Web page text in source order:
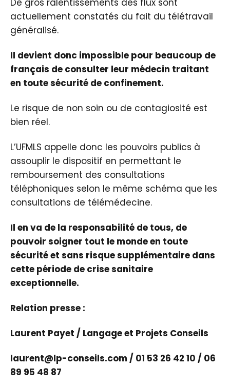
actuellement constatés du fait du télétravail
généralisé.
Il devient donc impossible pour beaucoup de
français de consulter leur médecin traitant
en toute sécurité de confinement.
Le risque de non soin ou de contagiosité est
bien réel.
L’UFMLS appelle donc les pouvoirs publics à
assouplir le dispositif en permettant le
remboursement des consultations
téléphoniques selon le même schéma que les
consultations de télémédecine.
Il en va de la responsabilité de tous, de
pouvoir soigner tout le monde en toute
sécurité et sans risque supplémentaire dans
cette période de crise sanitaire
exceptionnelle.
Relation presse :
​​​​Laurent Payet / Langage et Projets Conseils
​​​laurent@lp-conseils.com / 01 53 26 42 10 / 06
89 95 48 87